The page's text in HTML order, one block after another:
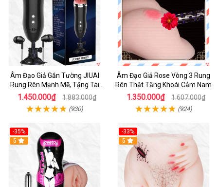
Âm Đạo Giả Gắn Tường JIUAI
Rung Rên Mạnh Mẽ, Tặng Tai
Nghe
1.450.000₫ 1.883.000₫
(930)
Âm Đạo Giả Rose Vòng 3 Rung
Rên Thật Tăng Khoái Cảm Nam
1.350.000₫ 1.607.000₫
(924)
-35%
5
-33%
5